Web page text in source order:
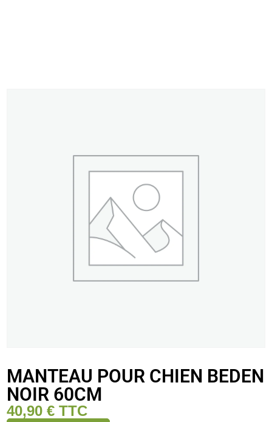
MANTEAU POUR CHIEN BEDEN
NOIR 60CM
40,90€ TTC